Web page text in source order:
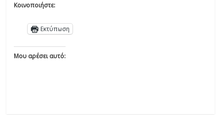
Κοινοποιήστε:
Εκτύπωση
Μου αρέσει αυτό: